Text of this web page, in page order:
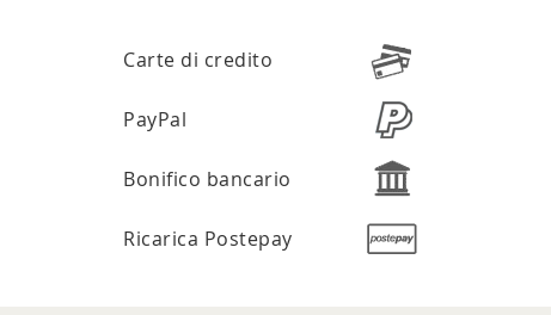
Carte di credito
PayPal
Bonifico bancario
Ricarica Postepay